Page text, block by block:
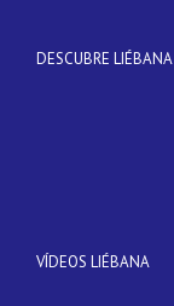
DESCUBRE LIÉBANA
VÍDEOS LIÉBANA